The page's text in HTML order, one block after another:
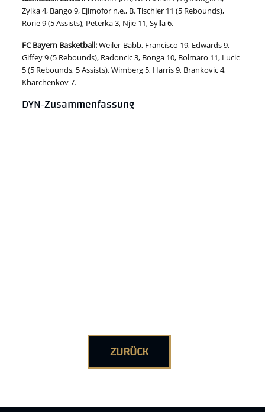
Zylka 4, Bango 9, Ejimofor n.e., B. Tischler 11 (5 Rebounds),
Rorie 9 (5 Assists), Peterka 3, Njie 11, Sylla 6.
FC Bayern Basketball:Weiler-Babb, Francisco 19, Edwards 9,
Giffey 9 (5 Rebounds), Radoncic 3, Bonga 10, Bolmaro 11, Lucic
5 (5 Rebounds, 5 Assists), Wimberg 5, Harris 9, Brankovic 4,
Kharchenkov 7.
DYN-Zusammenfassung
ZURÜCK